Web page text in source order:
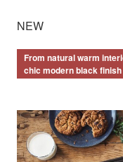
NEW
From natural warm
chic modern black